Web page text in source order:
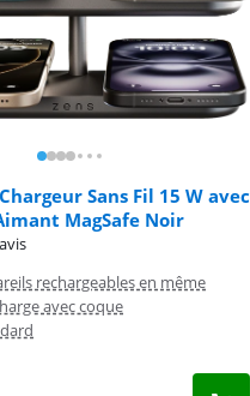
Sans Fil 15 W avec
MagSafe Noir
rechargeables en même
avec coque